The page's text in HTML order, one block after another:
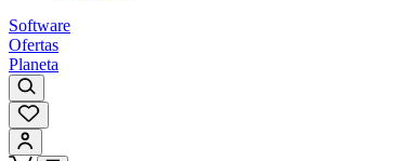
Software
Ofertas
Planeta